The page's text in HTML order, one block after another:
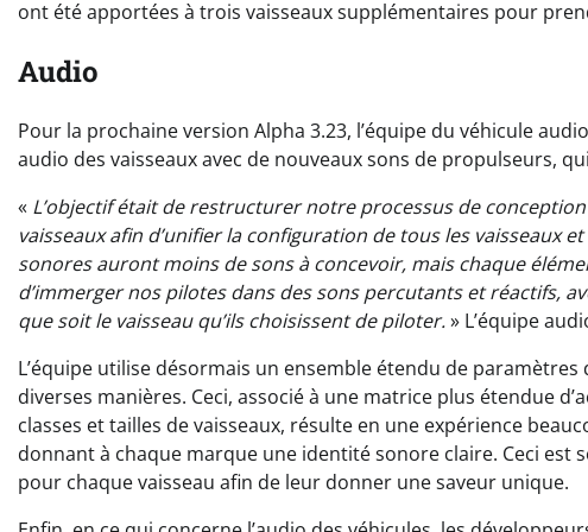
ont été apportées à trois vaisseaux supplémentaires pour
Audio
Pour la prochaine version Alpha 3.23, l’équipe du véhicule
audio des vaisseaux avec de nouveaux sons de propulseurs,
« L’objectif était de restructurer notre processus de
vaisseaux afin d’unifier la configuration de tous les vaisseaux
sonores auront moins de sons à concevoir, mais chaque
d’immerger nos pilotes dans des sons percutants et réactifs,
que soit le vaisseau qu’ils choisissent de piloter.» L’équipe
L’équipe utilise désormais un ensemble étendu de
diverses manières. Ceci, associé à une matrice plus étendue
classes et tailles de vaisseaux, résulte en une expérience
donnant à chaque marque une identité sonore claire. Ceci
pour chaque vaisseau afin de leur donner une saveur unique.